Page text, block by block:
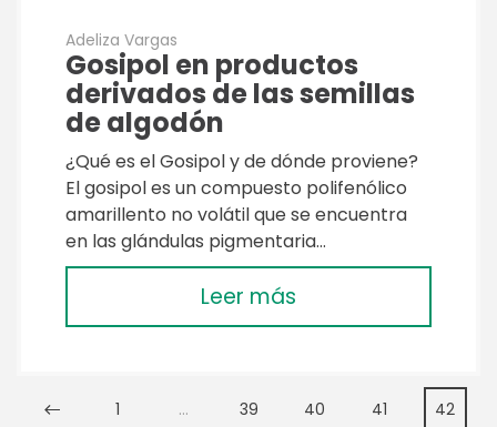
Adeliza Vargas
Gosipol en productos
derivados de las semillas
de algodón
¿Qué es el Gosipol y de dónde proviene?
El gosipol es un compuesto polifenólico
amarillento no volátil que se encuentra
en las glándulas pigmentaria…
Leer más
1 … 39 40 41 42